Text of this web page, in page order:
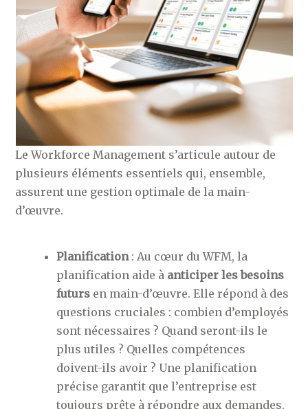
Le Workforce Management s’articule autour de
plusieurs éléments essentiels qui, ensemble,
assurent une gestion optimale de la main-
d’œuvre.
Planification: Au cœur du WFM, la
planification aide à anticiper les besoins
futurs en main-d’œuvre. Elle répond à des
questions cruciales : combien d’employés
sont nécessaires ? Quand seront-ils le
plus utiles ? Quelles compétences
doivent-ils avoir ? Une planification
précise garantit que l’entreprise est
toujours prête à répondre aux demandes,